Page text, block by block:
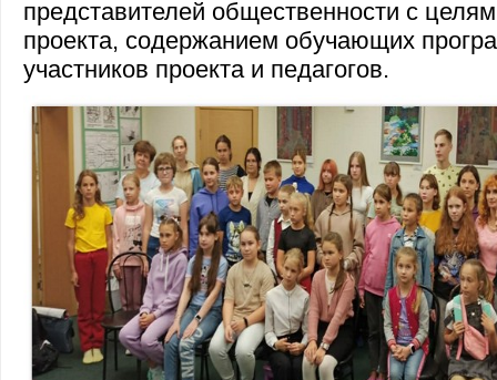
представителей общественности с
проекта, содержанием обучающих
участников проекта и педагогов.